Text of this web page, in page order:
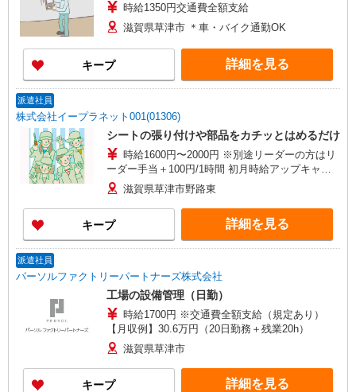
時給1350円交通費全額支給
滋賀県草津市 ＊車・バイク通勤OK
キープ 詳細を見る
派遣社員
株式会社イープラネット001(01306)
シートの張り付けや部品をカチッとはめるだけ
時給1600円〜2000円 ※別途リーダーの方はリ
ーダー手当＋100円/1時間 初月時給アップキャン
ペーン実施中♪ ※２か月目以降は1400円〜
滋賀県草津市野路東
キープ 詳細を見る
派遣社員
パーソルファクトリーパートナーズ株式会社
工場の設備管理（日勤）
時給1700円 ※交通費全額支給（規定あり）
【月収例】30.6万円（20日勤務＋残業20h）
滋賀県草津市
キープ 詳細を見る